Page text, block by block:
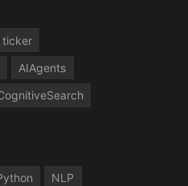
ticker
AIAgents
NLP